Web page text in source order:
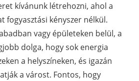
kívánunk létrehozni, ahol a
fogyasztási kényszer nélkül.
vagy épületeken belül, a
dolga, hogy sok energia
a helyszíneken, és igazán
a várost. Fontos, hogy